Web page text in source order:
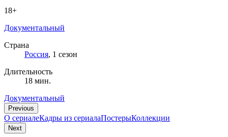
18+
Документальный
Страна
Россия, 1 сезон
Длительность
18 мин.
Документальный
Previous
О сериалеКадры из сериалaПостерыКоллекции
Next